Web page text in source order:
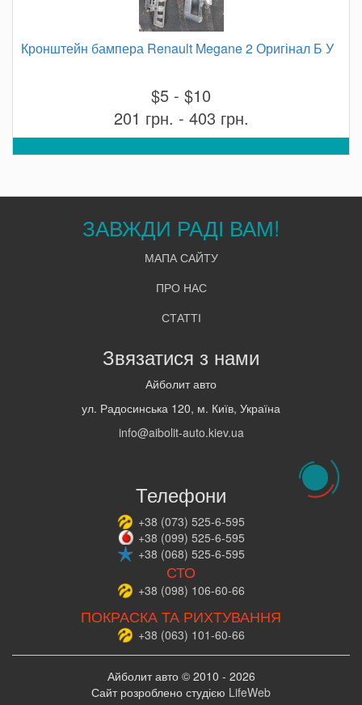
Кронштейн бампера Renault Megane 2 Оригінал Б У
$5 - $10
201 грн. - 403 грн.
ЗАВЖДИ РАДІ ВАМ!
МАПА САЙТУ
ПРО НАС
СТАТТІ
Звязатися з нами
Айболит авто
ул. Радосинська 120, м. Київ, Україна
info@aibolit-auto.kiev.ua
Телефони
+38 (073) 525-6-595
+38 (099) 525-6-595
+38 (068) 525-6-595
СТО
+38 (098) 106-60-66
ПОКРАСКА ТА РИХТУВАННЯ
+38 (063) 101-60-66
Айболит авто © 2010 - 2026
Сайт розроблено студією LifeWeb